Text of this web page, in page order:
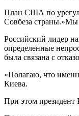
План США по
Совбеза страны.»Мы
Российский лидер
определенные
была связана с
«Полагаю, что
Киева.
При этом президент